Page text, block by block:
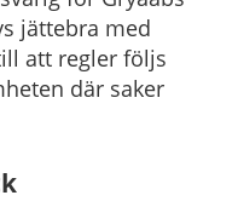
jättebra med
att regler följs
där saker